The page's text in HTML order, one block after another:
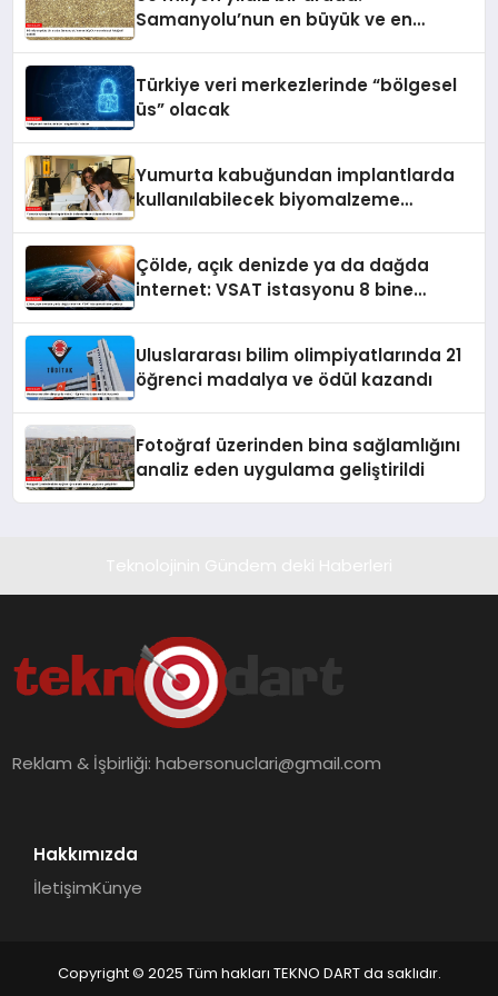
Samanyolu’nun en büyük ve en
Türkiye veri merkezlerinde “bölgesel
üs” olacak
Yumurta kabuğundan implantlarda
kullanılabilecek biyomalzeme
Çölde, açık denizde ya da dağda
internet: VSAT istasyonu 8 bine
Uluslararası bilim olimpiyatlarında 21
öğrenci madalya ve ödül kazandı
Fotoğraf üzerinden bina sağlamlığını
analiz eden uygulama geliştirildi
Reklam & İşbirliği:habersonuclari@gmail.com
Hakkımızda
İletişimKünye
Copyright © 2025 Tüm hakları TEKNO DART da saklıdır.